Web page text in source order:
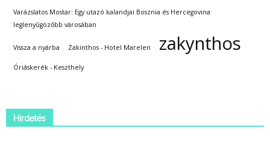
Varázslatos Mostar: Egy utazó kalandjai Bosznia és Hercegovina
leglenyűgözőbb városában
Vissza a nyárba Zakinthos - Hotel Marelen zakynthos
Óriáskerék - Keszthely
Hirdetés